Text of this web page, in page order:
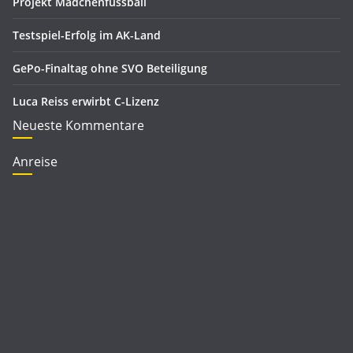
Testspiel-Erfolg im AK-Land
GePo-Finaltag ohne SVO Beteiligung
Luca Reiss erwirbt C-Lizenz
Neueste Kommentare
Anreise